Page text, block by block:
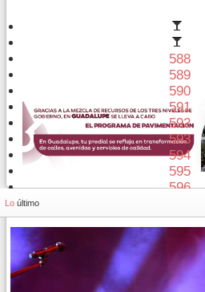
588
589
590
591
592
593
594
595
596
Lo último